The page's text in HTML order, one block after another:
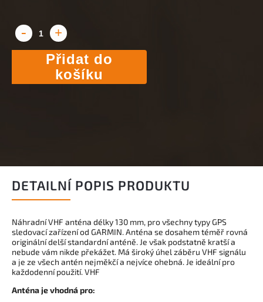
Přidat do
košíku
DETAILNÍ POPIS PRODUKTU
Náhradní VHF anténa délky 130 mm, pro všechny typy GPS
sledovací zařízení od GARMIN. Anténa se dosahem téměř rovná
originální delší standardní anténě. Je však podstatně kratší a
nebude vám nikde překážet. Má široký úhel záběru VHF signálu
a je ze všech antén nejměkčí a nejvíce ohebná. Je ideální pro
každodenní použití. VHF
Anténa je vhodná pro: